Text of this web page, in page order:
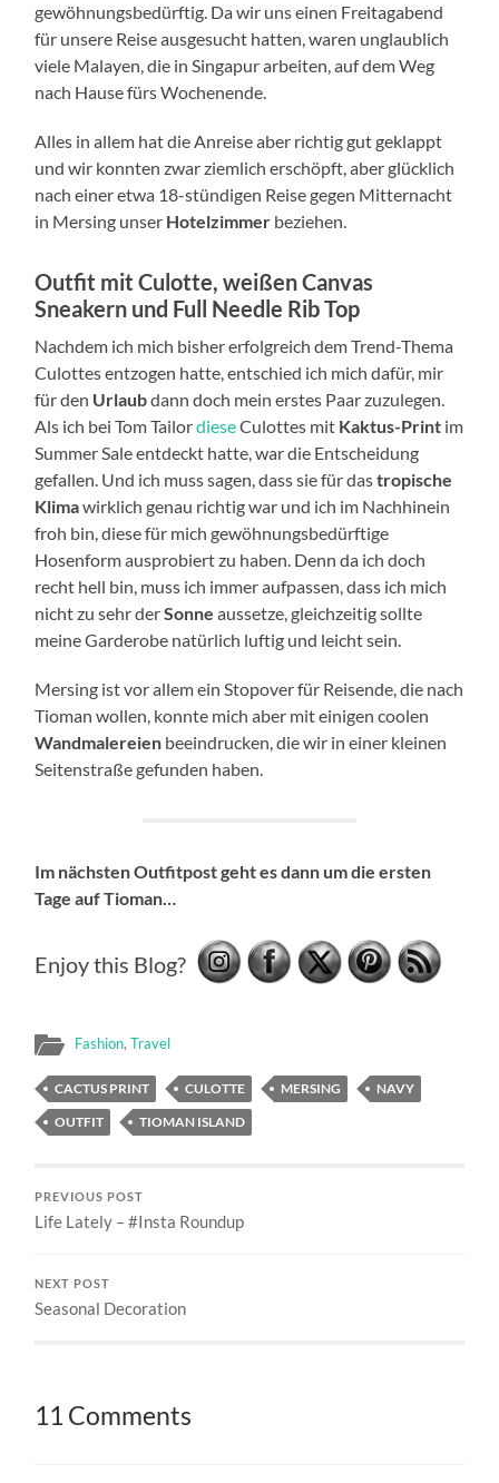
gewöhnungsbedürftig. Da wir uns einen Freitagabend
für unsere Reise ausgesucht hatten, waren unglaublich
viele Malayen, die in Singapur arbeiten, auf dem Weg
nach Hause fürs Wochenende.
Alles in allem hat die Anreise aber richtig gut geklappt
und wir konnten zwar ziemlich erschöpft, aber glücklich
nach einer etwa 18-stündigen Reise gegen Mitternacht
in Mersing unser Hotelzimmer beziehen.
Outfit mit Culotte, weißen Canvas
Sneakern und Full Needle Rib Top
Nachdem ich mich bisher erfolgreich dem Trend-Thema
Culottes entzogen hatte, entschied ich mich dafür, mir
für den Urlaubdann doch mein erstes Paar zuzulegen.
Als ich bei Tom TailordieseCulottes mit Kaktus-Print im
Summer Sale entdeckt hatte, war die Entscheidung
gefallen. Und ich muss sagen, dass sie für dastropische
Klimawirklich genau richtig war und ich im Nachhinein
froh bin, diese für mich gewöhnungsbedürftige
Hosenform ausprobiert zu haben. Denn da ich doch
recht hell bin, muss ich immer aufpassen, dass ich mich
nicht zu sehr derSonne aussetze, gleichzeitig sollte
meine Garderobe natürlich luftig und leicht sein.
Mersing ist vor allem ein Stopover für Reisende, die nach
Tioman wollen, konnte mich aber mit einigen coolen
Wandmalereien beeindrucken, die wir in einer kleinen
Seitenstraße gefunden haben.
Im nächsten Outfitpost geht es dann um die ersten
Tage auf Tioman…
Enjoy this Blog?
Fashion,Travel
CACTUS PRINT CULOTTE MERSING
NAVY
OUTFIT
TIOMAN ISLAND
PREVIOUS POST
Life Lately – #Insta Roundup
NEXT POST
Seasonal Decoration
11 Comments